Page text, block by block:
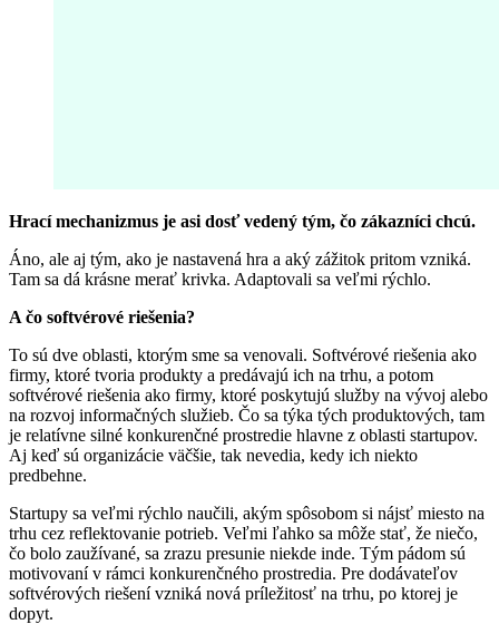
Hrací mechanizmus je asi dosť vedený tým, čo zákazníci chcú.
Áno, ale aj tým, ako je nastavená hra a aký zážitok pritom vzniká.
Tam sa dá krásne merať krivka. Adaptovali sa veľmi rýchlo.
A čo softvérové riešenia?
To sú dve oblasti, ktorým sme sa venovali. Softvérové riešenia ako
firmy, ktoré tvoria produkty a predávajú ich na trhu, a potom
softvérové riešenia ako firmy, ktoré poskytujú služby na vývoj alebo
na rozvoj informačných služieb. Čo sa týka tých produktových, tam
je relatívne silné konkurenčné prostredie hlavne z oblasti startupov.
Aj keď sú organizácie väčšie, tak nevedia, kedy ich niekto
predbehne.
Startupy sa veľmi rýchlo naučili, akým spôsobom si nájsť miesto na
trhu cez reflektovanie potrieb. Veľmi ľahko sa môže stať, že niečo,
čo bolo zaužívané, sa zrazu presunie niekde inde. Tým pádom sú
motivovaní v rámci konkurenčného prostredia. Pre dodávateľov
softvérových riešení vzniká nová príležitosť na trhu, po ktorej je
dopyt.